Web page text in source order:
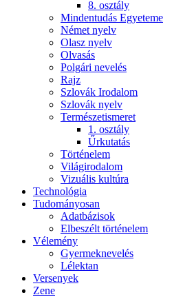
8. osztály
Mindentudás Egyeteme
Német nyelv
Olasz nyelv
Olvasás
Polgári nevelés
Rajz
Szlovák Irodalom
Szlovák nyelv
Természetismeret
1. osztály
Űrkutatás
Történelem
Világirodalom
Vizuális kultúra
Technológia
Tudományosan
Adatbázisok
Elbeszélt történelem
Vélemény
Gyermeknevelés
Lélektan
Versenyek
Zene